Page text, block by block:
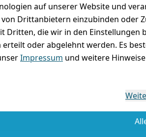
auf unserer Website und
Drittanbietern einzubinden
Dritten, die wir in den
oder abgelehnt werden. Es
Impressum und weitere
Registrieren
Zahlung und Versand
Rückgabe / Umtausch / Reklamation